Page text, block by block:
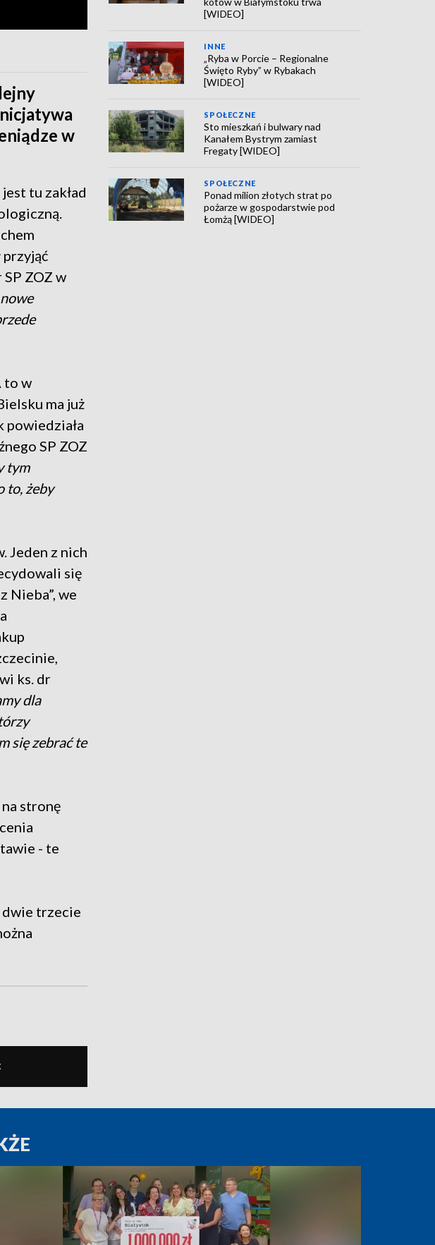
w
tu zakład
przyjąć
ZOZ w
to w
ma już
powiedziała
SP ZOZ
tym
to, żeby
Jeden z nich
się
Nieba”, we
ks. dr
dla
się zebrać te
stronę
- te
dwie trzecie
[WIDEO]
INNE
„Ryba w Porcie – Regionalne
Święto Ryby” w Rybakach
[WIDEO]
SPOŁECZNE
Sto mieszkań i bulwary nad
Kanałem Bystrym zamiast
Fregaty [WIDEO]
SPOŁECZNE
Ponad milion złotych strat po
pożarze w gospodarstwie pod
Łomżą [WIDEO]